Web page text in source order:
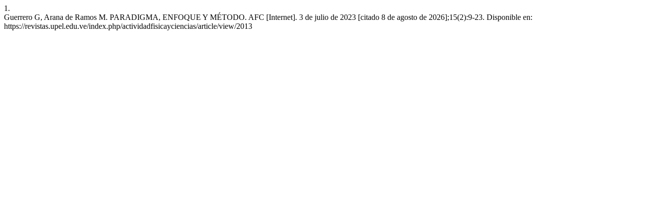
1.
Guerrero G, Arana de Ramos M. PARADIGMA, ENFOQUE Y MÉTODO. AFC [Internet]. 3 de julio de 2023 [citado 8 de agosto de 2026];15(2):9-23. Disponible en:
https://revistas.upel.edu.ve/index.php/actividadfisicayciencias/article/view/2013